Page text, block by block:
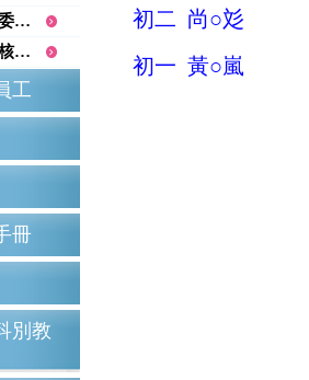
114學年度教評會委員名單
114學年度成績考核委員會
工
冊
別教
初二 尚○彣
初一 黃○嵐